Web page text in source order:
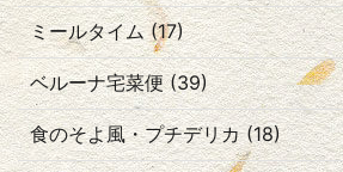
ミールタイム (17)
ベルーナ宅菜便 (39)
食のそよ風・プチデリカ (18)